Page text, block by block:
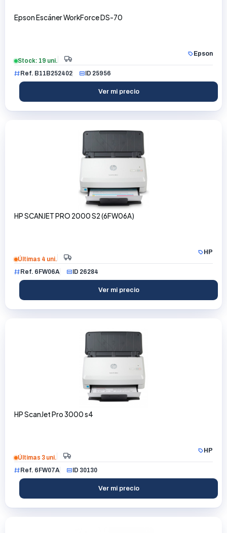
Epson Escáner WorkForce DS-70
Epson
Stock: 19 uni.
Ref. B11B252402
ID 25956
Ver mi precio
HP SCANJET PRO 2000 S2 (6FW06A)
HP
Últimas 4 uni.
Ref. 6FW06A
ID 26284
Ver mi precio
HP ScanJet Pro 3000 s4
HP
Últimas 3 uni.
Ref. 6FW07A
ID 30130
Ver mi precio